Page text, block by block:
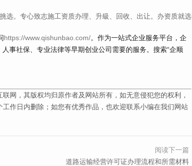
。专心致志施工资质办理、升級、回收、出让。办资质就选
https://www.qishunbao.com/。作为一站式企业服务平台，企
事社保、专业法律等早期创业公司需要的服务。搜索“企顺
网，其版权均归原作者及网站所有，如无意侵犯您的权利，
工作日内删除；如您有优秀作品，也欢迎联系小编在我们网站
阅读下一篇
道路运输经营许可证办理流程和所需材料